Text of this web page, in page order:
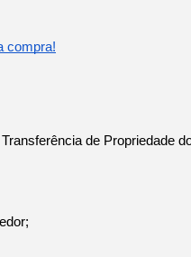
compra!
de Propriedade